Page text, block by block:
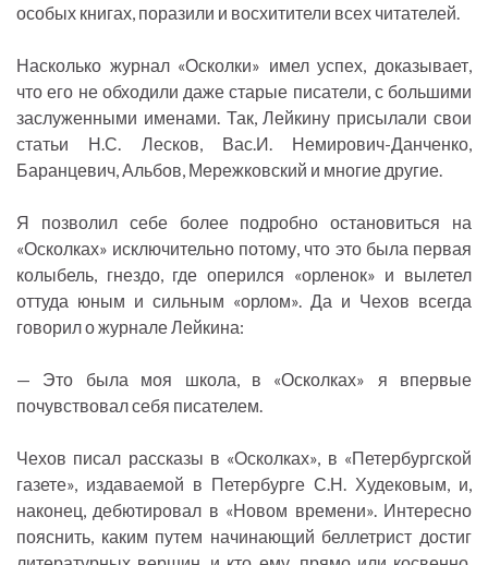
особых книгах, поразили и восхитители всех читателей.
Насколько журнал «Осколки» имел успех, доказывает,
что его не обходили даже старые писатели, с большими
заслуженными именами. Так, Лейкину присылали свои
статьи Н.С. Лесков, Вас.И. Немирович-Данченко,
Баранцевич, Альбов, Мережковский и многие другие.
Я позволил себе более подробно остановиться на
«Осколках» исключительно потому, что это была первая
колыбель, гнездо, где оперился «орленок» и вылетел
оттуда юным и сильным «орлом». Да и Чехов всегда
говорил о журнале Лейкина:
— Это была моя школа, в «Осколках» я впервые
почувствовал себя писателем.
Чехов писал рассказы в «Осколках», в «Петербургской
газете», издаваемой в Петербурге С.Н. Худековым, и,
наконец, дебютировал в «Новом времени». Интересно
пояснить, каким путем начинающий беллетрист достиг